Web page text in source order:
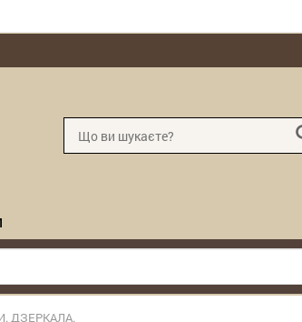
ДЗЕРКАЛА.